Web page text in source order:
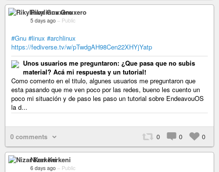
Rikylinux Gnuxero
5 days ago – Public
#Gnu #linux #archlinux
https://fediverse.tv/w/pTwdgAH98Cen22XHYjYatp
Unos usuarios me preguntaron: ¿Que pasa que no subis
material? Acá mi respuesta y un tutorial!
Como comento en el titulo, algunes usuarios me preguntaron que
esta pasando que me ven poco por las redes, bueno les cuento un
poco mi situación y de paso les paso un tutorial sobre EndeavouOS
la d...
0 comments 0 0 0
Nizar Kerkeni
6 days ago – Public